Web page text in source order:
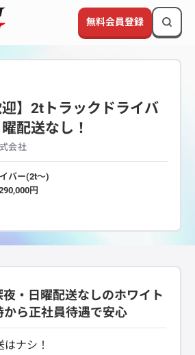
無料会員登録
迎】2tトラックドライバ
配送なし！
会社
バー(2t～)
円
・日曜配送なしのホワイト
から正社員待遇で安心
はナシ！